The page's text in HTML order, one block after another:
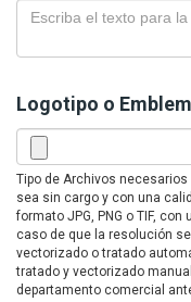
Logotipo o
Tipo de Archivos
sea sin cargo y con una
formato JPG, PNG o TIF,
caso de que la resolución
vectorizado o tratado
tratado y vectorizado
departamento comercial